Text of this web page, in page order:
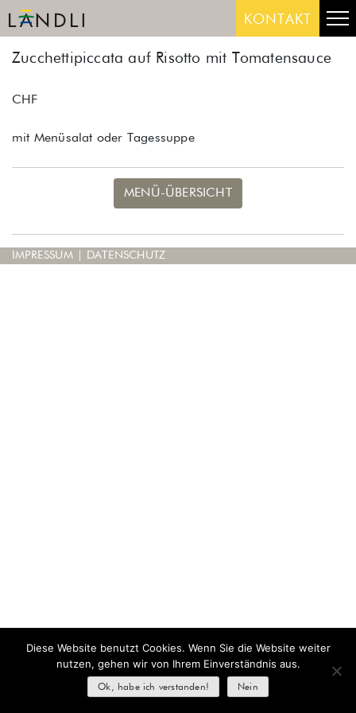
Skip
to
KONTAKT
Zucchettipiccata auf Risotto mit Tomatensauce
CHF
mit Menüsalat oder Tagessuppe
MENÜ-ÜBERSICHT
IMPRESSUM DATENSCHUTZ
Diese Website benutzt Cookies. Wenn Sie die Website weiter
nutzen, gehen wir von Ihrem Einverständnis aus.
Ok, habe ich verstanden! Nein